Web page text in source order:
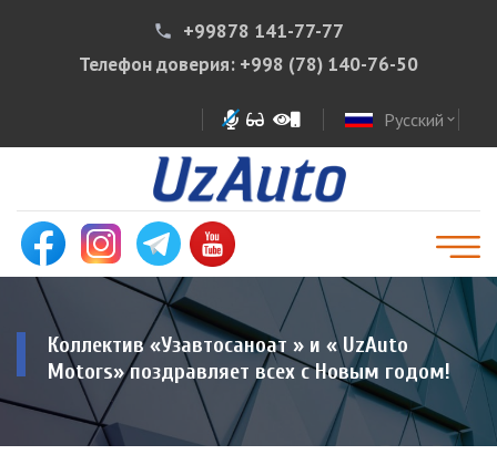
phone
+99878 141-77-77
Телефон доверия: +998 (78) 140-76-50
Русский expand_more
Коллектив «Узавтосаноат » и « UzAuto
Motors» поздравляет всех с Новым годом!